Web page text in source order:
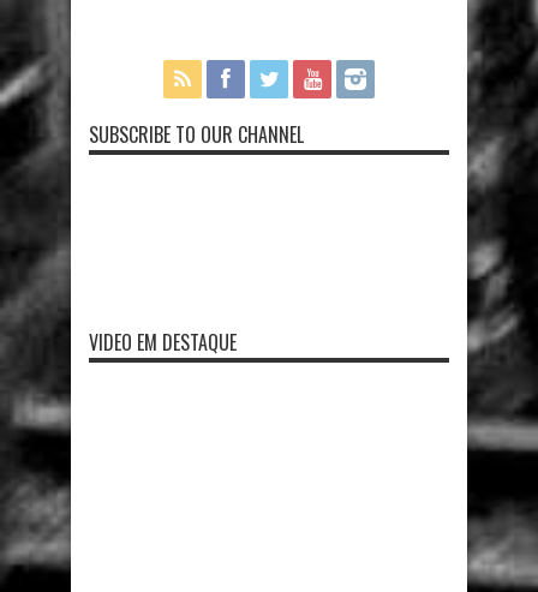
SUBSCRIBE TO OUR CHANNEL
VIDEO EM DESTAQUE